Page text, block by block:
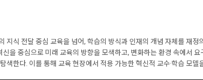
지식 전달 중심 교육을 넘어, 학습의 방식과 인재의 개념 자체를 재
을 중심으로 미래 교육의 방향을 모색하고, 변화하는 환경 속에서
색한다. 이를 통해 교육 현장에서 적용 가능한 혁신적 교수·학습 모